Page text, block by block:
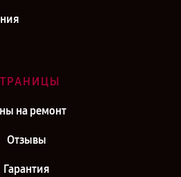
на ремонт
Отзывы
Гарантия